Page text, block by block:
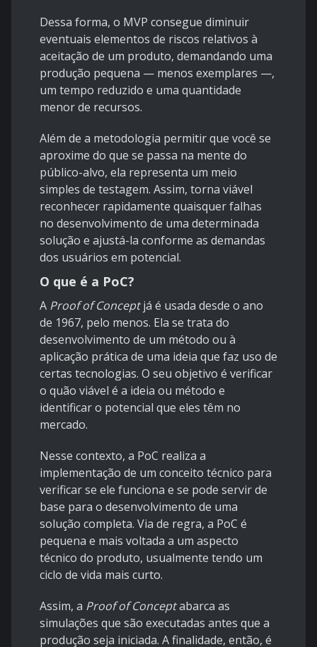
Dessa forma, o MVP consegue diminuir
eventuais elementos de riscos relativos à
aceitação de um produto, demandando uma
produção pequena — menos exemplares —,
um tempo reduzido e uma quantidade
menor de recursos.
Além de a metodologia permitir que você se
aproxime do que se passa na mente do
público-alvo, ela representa um meio
simples de testagem. Assim, torna viável
reconhecer rapidamente quaisquer falhas
no desenvolvimento de uma determinada
solução e ajustá-la conforme as demandas
dos usuários em potencial.
O que é a PoC?
A Proof of Conceptjá é usada desde o ano
de 1967, pelo menos. Ela se trata do
desenvolvimento de um método ou à
aplicação prática de uma ideia que faz uso de
certas tecnologias. O seu objetivo é verificar
o quão viável é a ideia ou método e
identificar o potencial que eles têm no
mercado.
Nesse contexto, a PoC realiza a
implementação de um conceito técnico para
verificar se ele funciona e se pode servir de
base para o desenvolvimento de uma
solução completa. Via de regra, a PoC é
pequena e mais voltada a um aspecto
técnico do produto, usualmente tendo um
ciclo de vida mais curto.
Assim, a Proof of Conceptabarca as
simulações que são executadas antes que a
produção seja iniciada. A finalidade, então, é